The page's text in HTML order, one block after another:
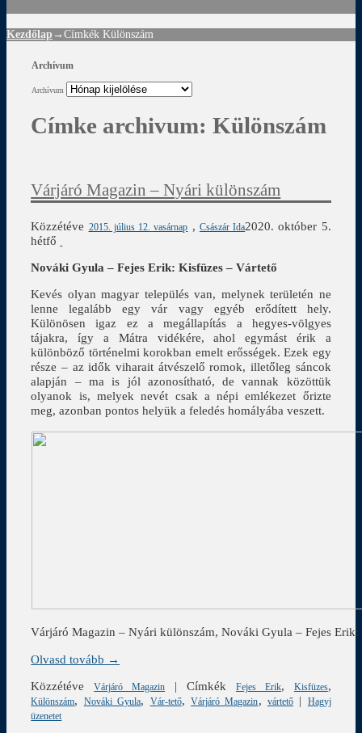
Kezdőlap →Címkék Különszám
Archívum
Archívum
Címke archivum:Különszám
Várjáró Magazin – Nyári különszám
Közzétéve 2015. július 12. vasárnap , Császár Ida2020. október 5.
hétfő
Nováki Gyula – Fejes Erik: Kisfüzes – Vártető
Kevés olyan magyar település van, melynek területén ne
lenne legalább egy vár vagy egyéb erődített hely.
Különösen igaz ez a megállapítás a hegyes-völgyes
tájakra, így a Mátra vidékére, ahol egymást érik a
különböző történelmi korokban emelt erősségek. Ezek egy
része – az idők viharait átvészelő romok, illetőleg sáncok
alapján – ma is jól azonosítható, de vannak közöttük
olyanok is, melyek nevét csak a népi emlékezet őrizte
meg, azonban pontos helyük a feledés homályába veszett.
Várjáró Magazin – Nyári különszám, Nováki Gyula – Fejes
Olvasd tovább →
Közzétéve
Várjáró Magazin | Címkék Fejes Erik, Kisfüzes,
Különszám, Nováki Gyula, Vár-tető,Várjáró Magazin, vártető|
Hagyj
üzenetet